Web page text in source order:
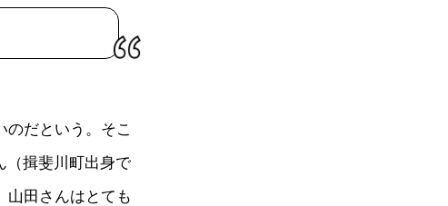
のだという。そこ
（揖斐川町出身で
山田さんはとても